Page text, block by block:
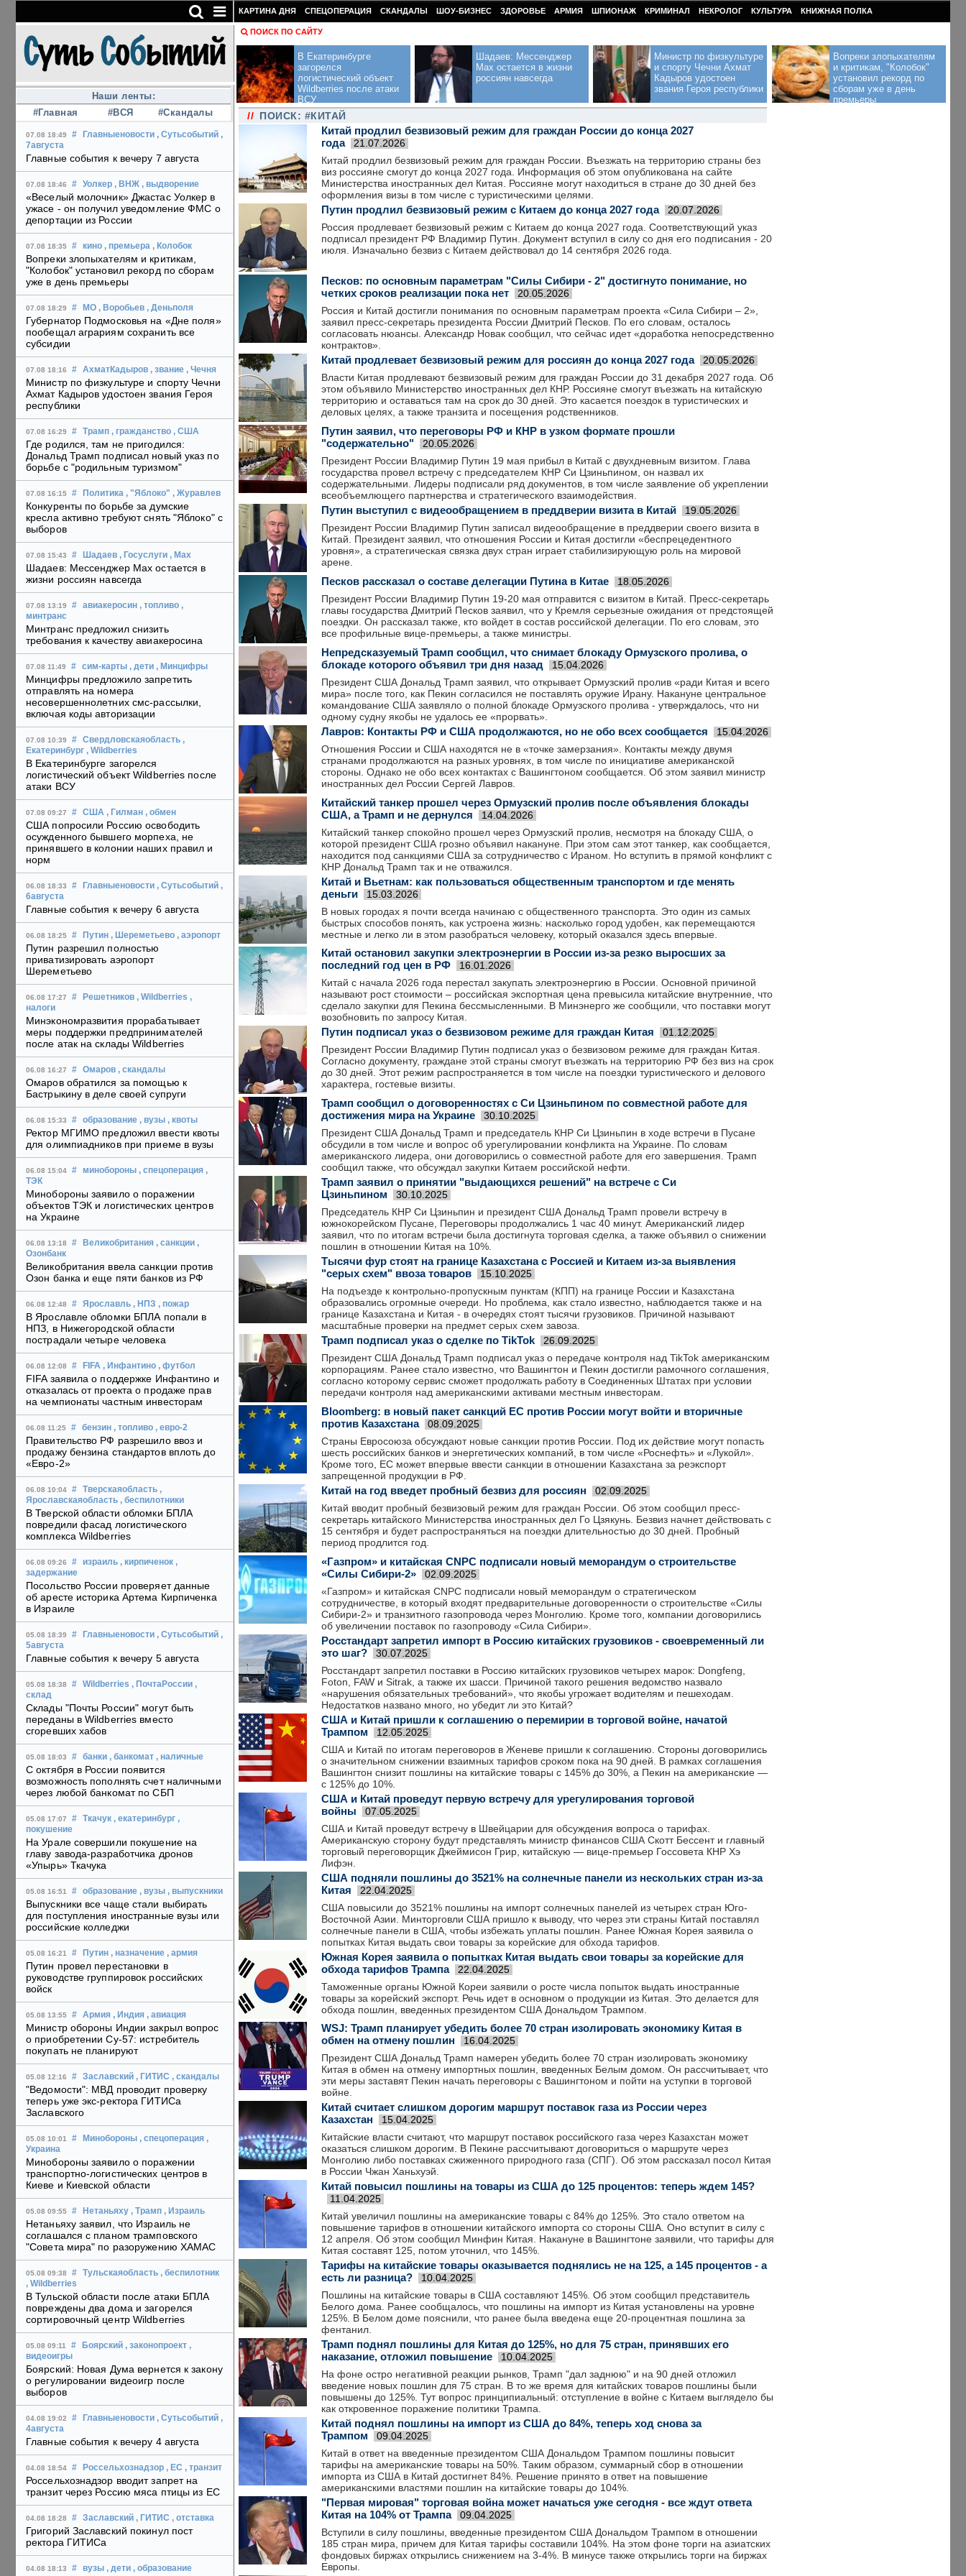
Наши ленты:
#Главная
#ВСЯ #Скандалы
07.08 18:49 # Главныеновости , Сутьсобытий ,
7августа
Главные события к вечеру 7 августа
07.08 18:46 # Уолкер , ВНЖ , выдворение
«Веселый молочник» Джастас Уолкер в
ужасе - он получил уведомление ФМС о
депортации из России
07.08 18:35 # кино , премьера , Колобок
Вопреки злопыхателям и критикам,
"Колобок" установил рекорд по сборам
уже в день премьеры
07.08 18:29 # МО , Воробьев , Деньполя
Губернатор Подмосковья на «Дне поля»
пообещал аграриям сохранить все
субсидии
07.08 18:16 # АхматКадыров , звание , Чечня
Министр по физкультуре и спорту Чечни
Ахмат Кадыров удостоен звания Героя
республики
07.08 16:29 # Трамп , гражданство , США
Где родился, там не пригодился:
Дональд Трамп подписал новый указ по
борьбе с "родильным туризмом"
07.08 16:15 # Политика , "Яблоко" , Журавлев
Конкуренты по борьбе за думские
кресла активно требуют снять "Яблоко" с
выборов
07.08 15:43 # Шадаев , Госуслуги , Max
Шадаев: Мессенджер Max остается в
жизни россиян навсегда
07.08 13:19 # авиакеросин , топливо ,
минтранс
Минтранс предложил снизить
требования к качеству авиакеросина
07.08 11:49 # сим-карты , дети , Минцифры
Минцифры предложило запретить
отправлять на номера
несовершеннолетних смс-рассылки,
включая коды авторизации
07.08 10:39 # Свердловскаяобласть ,
Екатеринбург , Wildberries
В Екатеринбурге загорелся
логистический объект Wildberries после
атаки ВСУ
07.08 09:27 # США , Гилман , обмен
США попросили Россию освободить
осужденного бывшего морпеха, не
принявшего в колонии наших правил и
норм
06.08 18:33 # Главныеновости , Сутьсобытий ,
6августа
Главные события к вечеру 6 августа
06.08 18:25 # Путин , Шереметьево , аэропорт
Путин разрешил полностью
приватизировать аэропорт
Шереметьево
06.08 17:27 # Решетников , Wildberries ,
налоги
Минэкономразвития прорабатывает
меры поддержки предпринимателей
после атак на склады Wildberries
06.08 16:27 # Омаров , скандалы
Омаров обратился за помощью к
Бастрыкину в деле своей супруги
06.08 15:33 # образование , вузы , квоты
Ректор МГИМО предложил ввести квоты
для олимпиадников при приеме в вузы
06.08 15:04 # минобороны , спецоперация ,
ТЭК
Минобороны заявило о поражении
объектов ТЭК и логистических центров
на Украине
06.08 13:18 # Великобритания , санкции ,
Озонбанк
Великобритания ввела санкции против
Озон банка и еще пяти банков из РФ
06.08 12:48 # Ярославль , НПЗ , пожар
В Ярославле обломки БПЛА попали в
НПЗ, в Нижегородской области
пострадали четыре человека
06.08 12:08 # FIFA , Инфантино , футбол
FIFA заявила о поддержке Инфантино и
отказалась от проекта о продаже прав
на чемпионаты частным инвесторам
06.08 11:25 # бензин , топливо , евро-2
Правительство РФ разрешило ввоз и
продажу бензина стандартов вплоть до
«Евро-2»
06.08 10:04 # Тверскаяобласть ,
Ярославскаяобласть , беспилотники
В Тверской области обломки БПЛА
повредили фасад логистического
комплекса Wildberries
06.08 09:26 # израиль , кирпиченок ,
задержание
Посольство России проверяет данные
об аресте историка Артема Кирпиченка
в Израиле
05.08 18:39 # Главныеновости , Сутьсобытий ,
5августа
Главные события к вечеру 5 августа
05.08 18:38 # Wildberries , ПочтаРоссии ,
склад
Склады "Почты России" могут быть
переданы в Wildberries вместо
сгоревших хабов
05.08 18:03 # банки , банкомат , наличные
С октября в России появится
возможность пополнять счет наличными
через любой банкомат по СБП
05.08 17:07 # Ткачук , екатеринбург ,
покушение
На Урале совершили покушение на
главу завода-разработчика дронов
«Упырь» Ткачука
05.08 16:51 # образование , вузы , выпускники
Выпускники все чаще стали выбирать
для поступления иностранные вузы или
российские колледжи
05.08 16:21 # Путин , назначение , армия
Путин провел перестановки в
руководстве группировок российских
войск
05.08 13:55 # Армия , Индия , авиация
Министр обороны Индии закрыл вопрос
о приобретении Су-57: истребитель
покупать не планируют
05.08 12:16 # Заславский , ГИТИС , скандалы
"Ведомости": МВД проводит проверку
теперь уже экс-ректора ГИТИСа
Заславского
05.08 10:01 # Минобороны , спецоперация ,
Украина
Минобороны заявило о поражении
транспортно-логистических центров в
Киеве и Киевской области
05.08 09:55 # Нетаньяху , Трамп , Израиль
Нетаньяху заявил, что Израиль не
соглашался с планом трамповского
"Совета мира" по разоружению ХАМАС
05.08 09:38 # Тульскаяобласть , беспилотник
, Wildberries
В Тульской области после атаки БПЛА
повреждены два дома и загорелся
сортировочный центр Wildberries
05.08 09:11 # Боярский , законопроект ,
видеоигры
Боярский: Новая Дума вернется к закону
о регулировании видеоигр после
выборов
04.08 19:02 # Главныеновости , Сутьсобытий ,
4августа
Главные события к вечеру 4 августа
04.08 18:54 # Россельхознадзор , ЕС , транзит
Россельхознадзор вводит запрет на
транзит через Россию мяса птицы из ЕС
04.08 18:28 # Заславский , ГИТИС , отставка
Григорий Заславский покинул пост
ректора ГИТИСа
04.08 18:13 # вузы , дети , образование
КАРТИНА ДНЯ СПЕЦОПЕРАЦИЯ СКАНДАЛЫ ШОУ-БИЗНЕС ЗДОРОВЬЕ АРМИЯ ШПИОНАЖ КРИМИНАЛ НЕКРОЛОГ КУЛЬТУРА КНИЖНАЯ ПОЛКА
ПОИСК ПО САЙТУ
В Екатеринбурге
загорелся
логистический объект
Wildberries после атаки
ВСУ
Шадаев: Мессенджер
Max остается в жизни
россиян навсегда
Министр по физкультуре
и спорту Чечни Ахмат
Кадыров удостоен
звания Героя республики
Вопреки злопыхателям
и критикам, "Колобок"
установил рекорд по
сборам уже в день
премьеры
// ПОИСК: #КИТАЙ
Китай продлил безвизовый режим для граждан России до конца 2027
года
21.07.2026
Китай продлил безвизовый режим для граждан России. Въезжать на территорию страны без
виз россияне смогут до конца 2027 года. Информация об этом опубликована на сайте
Министерства иностранных дел Китая. Россияне могут находиться в стране до 30 дней без
оформления визы в том числе с туристическими целями.
Путин продлил безвизовый режим с Китаем до конца 2027 года 20.07.2026
Россия продлевает безвизовый режим с Китаем до конца 2027 года. Соответствующий указ
подписал президент РФ Владимир Путин. Документ вступил в силу со дня его подписания - 20
июля. Изначально безвиз с Китаем действовал до 14 сентября 2026 года.
Песков: по основным параметрам "Силы Сибири - 2" достигнуто понимание, но
четких сроков реализации пока нет
20.05.2026
Россия и Китай достигли понимания по основным параметрам проекта «Сила Сибири – 2»,
заявил пресс-секретарь президента России Дмитрий Песков. По его словам, осталось
согласовать нюансы. Александр Новак сообщил, что сейчас идет «доработка непосредственно
контрактов».
Китай продлевает безвизовый режим для россиян до конца 2027 года 20.05.2026
Власти Китая продлевают безвизовый режим для граждан России до 31 декабря 2027 года. Об
этом объявило Министерство иностранных дел КНР. Россияне смогут въезжать на китайскую
территорию и оставаться там на срок до 30 дней. Это касается поездок в туристических и
деловых целях, а также транзита и посещения родственников.
Путин заявил, что переговоры РФ и КНР в узком формате прошли
"содержательно"
20.05.2026
Президент России Владимир Путин 19 мая прибыл в Китай с двухдневным визитом. Глава
государства провел встречу с председателем КНР Си Цзиньпином, он назвал их
содержательными. Лидеры подписали ряд документов, в том числе заявление об укреплении
всеобъемлющего партнерства и стратегического взаимодействия.
Путин выступил с видеообращением в преддверии визита в Китай 19.05.2026
Президент России Владимир Путин записал видеообращение в преддверии своего визита в
Китай. Президент заявил, что отношения России и Китая достигли «беспрецедентного
уровня», а стратегическая связка двух стран играет стабилизирующую роль на мировой
арене.
Песков рассказал о составе делегации Путина в Китае 18.05.2026
Президент России Владимир Путин 19-20 мая отправится с визитом в Китай. Пресс-секретарь
главы государства Дмитрий Песков заявил, что у Кремля серьезные ожидания от предстоящей
поездки. Он рассказал также, кто войдет в состав российской делегации. По его словам, это
все профильные вице-премьеры, а также министры.
Непредсказуемый Трамп сообщил, что снимает блокаду Ормузского пролива, о
блокаде которого объявил три дня назад
15.04.2026
Президент США Дональд Трамп заявил, что открывает Ормузский пролив «ради Китая и всего
мира» после того, как Пекин согласился не поставлять оружие Ирану. Накануне центральное
командование США заявляло о полной блокаде Ормузского пролива - утверждалось, что ни
одному судну якобы не удалось ее «прорвать».
Лавров: Контакты РФ и США продолжаются, но не обо всех сообщается 15.04.2026
Отношения России и США находятся не в «точке замерзания». Контакты между двумя
странами продолжаются на разных уровнях, в том числе по инициативе американской
стороны. Однако не обо всех контактах с Вашингтоном сообщается. Об этом заявил министр
иностранных дел России Сергей Лавров.
Китайский танкер прошел через Ормузский пролив после объявления блокады
США, а Трамп и не дернулся
14.04.2026
Китайский танкер спокойно прошел через Ормузский пролив, несмотря на блокаду США, о
которой президент США грозно объявил накануне. При этом сам этот танкер, как сообщается,
находится под санкциями США за сотрудничество с Ираном. Но вступить в прямой конфликт с
КНР Дональд Трамп так и не отважился.
Китай и Вьетнам: как пользоваться общественным транспортом и где менять
деньги
15.03.2026
В новых городах я почти всегда начинаю с общественного транспорта. Это один из самых
быстрых способов понять, как устроена жизнь: насколько город удобен, как перемещаются
местные и легко ли в этом разобраться человеку, который оказался здесь впервые.
Китай остановил закупки электроэнергии в России из-за резко выросших за
последний год цен в РФ
16.01.2026
Китай с начала 2026 года перестал закупать электроэнергию в России. Основной причиной
называют рост стоимости – российская экспортная цена превысила китайские внутренние, что
сделало закупки для Пекина бессмысленными. В Минэнерго же сообщили, что поставки могут
возобновить по запросу Китая.
Путин подписал указ о безвизовом режиме для граждан Китая 01.12.2025
Президент России Владимир Путин подписал указ о безвизовом режиме для граждан Китая.
Согласно документу, граждане этой страны смогут въезжать на территорию РФ без виз на срок
до 30 дней. Этот режим распространяется в том числе на поездки туристического и делового
характера, гостевые визиты.
Трамп сообщил о договоренностях с Си Цзиньпином по совместной работе для
достижения мира на Украине
30.10.2025
Президент США Дональд Трамп и председатель КНР Си Цзиньпин в ходе встречи в Пусане
обсудили в том числе и вопрос об урегулировании конфликта на Украине. По словам
американского лидера, они договорились о совместной работе для его завершения. Трамп
сообщил также, что обсуждал закупки Китаем российской нефти.
Трамп заявил о принятии "выдающихся решений" на встрече с Си
Цзиньпином
30.10.2025
Председатель КНР Си Цзиньпин и президент США Дональд Трамп провели встречу в
южнокорейском Пусане, Переговоры продолжались 1 час 40 минут. Американский лидер
заявил, что по итогам встречи была достигнута торговая сделка, а также объявил о снижении
пошлин в отношении Китая на 10%.
Тысячи фур стоят на границе Казахстана с Россией и Китаем из-за выявления
"серых схем" ввоза товаров
15.10.2025
На подъезде к контрольно-пропускным пунктам (КПП) на границе России и Казахстана
образовались огромные очереди. Но проблема, как стало известно, наблюдается также и на
границе Казахстана и Китая - в очередях стоят тысячи грузовиков. Причиной называют
масштабные проверки на предмет серых схем завоза.
Трамп подписал указ о сделке по TikTok 26.09.2025
Президент США Дональд Трамп подписал указ о передаче контроля над TikTok американским
корпорациям. Ранее стало известно, что Вашингтон и Пекин достигли рамочного соглашения,
согласно которому сервис сможет продолжать работу в Соединенных Штатах при условии
передачи контроля над американскими активами местным инвесторам.
Bloomberg: в новый пакет санкций ЕС против России могут войти и вторичные
против Казахстана
08.09.2025
Страны Евросоюза обсуждают новые санкции против России. Под их действие могут попасть
шесть российских банков и энергетических компаний, в том числе «Роснефть» и «Лукойл».
Кроме того, ЕС может впервые ввести санкции в отношении Казахстана за реэкспорт
запрещенной продукции в РФ.
Китай на год введет пробный безвиз для россиян 02.09.2025
Китай вводит пробный безвизовый режим для граждан России. Об этом сообщил пресс-
секретарь китайского Министерства иностранных дел Го Цзякунь. Безвиз начнет действовать с
15 сентября и будет распространяться на поездки длительностью до 30 дней. Пробный
период продлится год.
«Газпром» и китайская CNPC подписали новый меморандум о строительстве
«Силы Сибири-2»
02.09.2025
«Газпром» и китайская CNPC подписали новый меморандум о стратегическом
сотрудничестве, в который входят предварительные договоренности о строительстве «Силы
Сибири-2» и транзитного газопровода через Монголию. Кроме того, компании договорились
об увеличении поставок по газопроводу «Сила Сибири».
Росстандарт запретил импорт в Россию китайских грузовиков - своевременный ли
это шаг?
30.07.2025
Росстандарт запретил поставки в Россию китайских грузовиков четырех марок: Dongfeng,
Foton, FAW и Sitrak, а также их шасси. Причиной такого решения ведомство назвало
«нарушения обязательных требований», что якобы угрожает водителям и пешеходам.
Недостатков названо много, но убедит ли это Китай?
США и Китай пришли к соглашению о перемирии в торговой войне, начатой
Трампом
12.05.2025
США и Китай по итогам переговоров в Женеве пришли к соглашению. Стороны договорились
о значительном снижении взаимных тарифов сроком пока на 90 дней. В рамках соглашения
Вашингтон снизит пошлины на китайские товары с 145% до 30%, а Пекин на американские —
с 125% до 10%.
США и Китай проведут первую встречу для урегулирования торговой
войны
07.05.2025
США и Китай проведут встречу в Швейцарии для обсуждения вопроса о тарифах.
Американскую сторону будут представлять министр финансов США Скотт Бессент и главный
торговый переговорщик Джеймисон Грир, китайскую — вице-премьер Госсовета КНР Хэ
Лифэн.
США подняли пошлины до 3521% на солнечные панели из нескольких стран из-за
Китая
22.04.2025
США повысили до 3521% пошлины на импорт солнечных панелей из четырех стран Юго-
Восточной Азии. Минторговли США пришло к выводу, что через эти страны Китай поставлял
солнечные панели в США, чтобы избежать уплаты пошлин. Ранее Южная Корея заявила о
попытках Китая выдать свои товары за корейские для обхода тарифов.
Южная Корея заявила о попытках Китая выдать свои товары за корейские для
обхода тарифов Трампа
22.04.2025
Таможенные органы Южной Кореи заявили о росте числа попыток выдать иностранные
товары за корейский экспорт. Речь идет в основном о продукции из Китая. Это делается для
обхода пошлин, введенных президентом США Дональдом Трампом.
WSJ: Трамп планирует убедить более 70 стран изолировать экономику Китая в
обмен на отмену пошлин
16.04.2025
Президент США Дональд Трамп намерен убедить более 70 стран изолировать экономику
Китая в обмен на отмену импортных пошлин, введенных Белым домом. Он рассчитывает, что
эти меры заставят Пекин начать переговоры с Вашингтоном и пойти на уступки в торговой
войне.
Китай считает слишком дорогим маршрут поставок газа из России через
Казахстан
15.04.2025
Китайские власти считают, что маршрут поставок российского газа через Казахстан может
оказаться слишком дорогим. В Пекине рассчитывают договориться о маршруте через
Монголию либо поставках сжиженного природного газа (СПГ). Об этом рассказал посол Китая
в России Чжан Ханьхуэй.
Китай повысил пошлины на товары из США до 125 процентов: теперь ждем 145?
11.04.2025
Китай увеличил пошлины на американские товары с 84% до 125%. Это стало ответом на
повышение тарифов в отношении китайского импорта со стороны США. Оно вступит в силу с
12 апреля. Об этом сообщил Минфин Китая. Накануне в Вашингтоне заявили, что тарифы для
Китая составят 125, потом уточнил, что 145%.
Тарифы на китайские товары оказывается поднялись не на 125, а 145 процентов - а
есть ли разница?
10.04.2025
Пошлины на китайские товары в США составляют 145%. Об этом сообщил представитель
Белого дома. Ранее сообщалось, что пошлины на импорт из Китая установлены на уровне
125%. В Белом доме пояснили, что ранее была введена еще 20-процентная пошлина за
фентанил.
Трамп поднял пошлины для Китая до 125%, но для 75 стран, принявших его
наказание, отложил повышение
10.04.2025
На фоне остро негативной реакции рынков, Трамп "дал заднюю" и на 90 дней отложил
введение новых пошлин для 75 стран. В то же время для китайских товаров пошлины были
повышены до 125%. Тут вопрос принципиальный: отступление в войне с Китаем выглядело бы
как откровенное поражение политики Трампа.
Китай поднял пошлины на импорт из США до 84%, теперь ход снова за
Трампом
09.04.2025
Китай в ответ на введенные президентом США Дональдом Трампом пошлины повысит
тарифы на американские товары на 50%. Таким образом, суммарный сбор в отношении
импорта из США в Китай достигнет 84%. Решение принято в ответ на повышение
американскими властями пошлин на китайские товары до 104%.
"Первая мировая" торговая война может начаться уже сегодня - все ждут ответа
Китая на 104% от Трампа
09.04.2025
Вступили в силу пошлины, введенные президентом США Дональдом Трампом в отношении
185 стран мира, причем для Китая тарифы составили 104%. На этом фоне торги на азиатских
фондовых биржах открылись снижением на 3-4%. В минусе также открылись торги на биржах
Европы.